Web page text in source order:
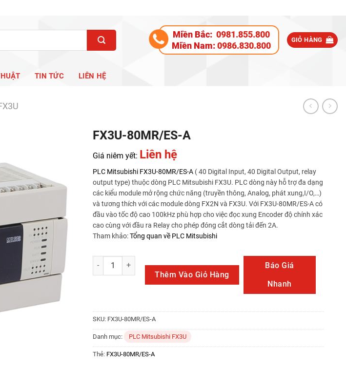
Miền Bắc: 0981.855.800
Miền Nam:0986.830.800
GIỎ HÀNG
TIN TỨC LIÊN HỆ
FX3U-80MR/ES-A
Giá niêm yết: Liên hệ
PLC Mitsubishi FX3U-80MR/ES-A ( 40 Digital Input, 40 Digital Output, relay
output type) thuộc dòng PLC Mitsubishi FX3U. PLC dòng này hỗ trợ đa dạng
các kiểu module mở rộng chức năng (truyền thông, Analog, phát xung,I/O,…)
và tương thích với các module dòng FX2N và FX3U. Với FX3U-80MR/ES-A có
đầu vào tốc độ cao 100kHz phù hợp cho việc đọc xung Encoder độ chính xác
cao cùng với đầu ra Relay cho phép đóng cắt dòng tải đến 2A.
Tham khảo:Tổng quan về PLC Mitsubishi
FX3U-80MR/ES-A số lượng
Thêm Vào Giỏ Hàng
Báo Giá
Nhanh
SKU: FX3U-80MR/ES-A
Danh mục: PLC Mitsubishi FX3U
Thẻ: FX3U-80MR/ES-A